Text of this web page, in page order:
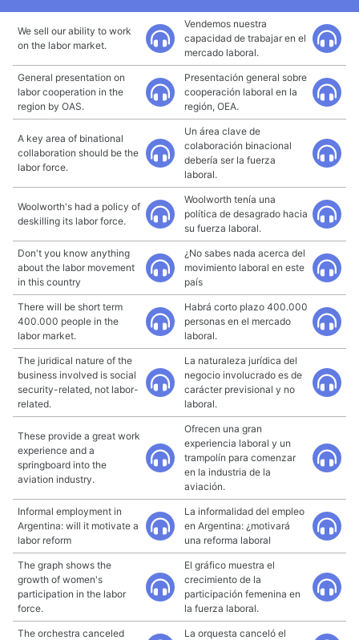
We sell our ability to work
on the labor market.
Vendemos nuestra
capacidad de trabajar en el
mercado laboral.
General presentation on
labor cooperation in the
region by OAS.
Presentación general sobre
cooperación laboral en la
región, OEA.
A key area of binational
collaboration should be the
labor force.
Un área clave de
colaboración binacional
debería ser la fuerza
laboral.
Woolworth's had a policy of
deskilling its labor force.
Woolworth tenía una
política de desagrado hacia
su fuerza laboral.
Don't you know anything
about the labor movement
in this country
¿No sabes nada acerca del
movimiento laboral en este
país
There will be short term
400.000 people in the
labor market.
Habrá corto plazo 400.000
personas en el mercado
laboral.
The juridical nature of the
business involved is social
security-related, not labor-
related.
La naturaleza jurídica del
negocio involucrado es de
carácter previsional y no
laboral.
These provide a great work
experience and a
springboard into the
aviation industry.
Ofrecen una gran
experiencia laboral y un
trampolín para comenzar
en la industria de la
aviación.
Informal employment in
Argentina: will it motivate a
labor reform
La informalidad del empleo
en Argentina: ¿motivará
una reforma laboral
The graph shows the
growth of women's
participation in the labor
force.
El gráfico muestra el
crecimiento de la
participación femenina en
la fuerza laboral.
The orchestra canceled
La orquesta canceló el